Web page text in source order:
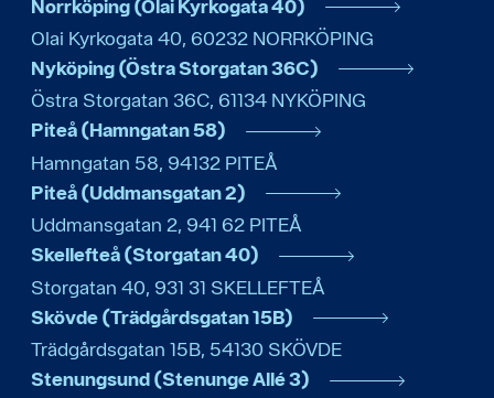
Norrköping (Olai Kyrkogata 40)
Olai Kyrkogata 40, 60232 NORRKÖPING
Nyköping (Östra Storgatan 36C)
Östra Storgatan 36C, 61134 NYKÖPING
Piteå (Hamngatan 58)
Hamngatan 58, 94132 PITEÅ
Piteå (Uddmansgatan 2)
Uddmansgatan 2, 941 62 PITEÅ
Skellefteå (Storgatan 40)
Storgatan 40, 931 31 SKELLEFTEÅ
Skövde (Trädgårdsgatan 15B)
Trädgårdsgatan 15B, 54130 SKÖVDE
Stenungsund (Stenunge Allé 3)